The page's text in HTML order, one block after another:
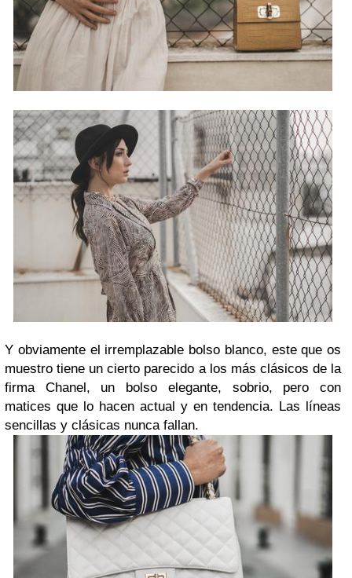
Y obviamente el irremplazable bolso blanco, este que os
muestro tiene un cierto parecido a los más clásicos de la
firma Chanel, un bolso elegante, sobrio, pero con
matices que lo hacen actual y en tendencia. Las líneas
sencillas y clásicas nunca fallan.